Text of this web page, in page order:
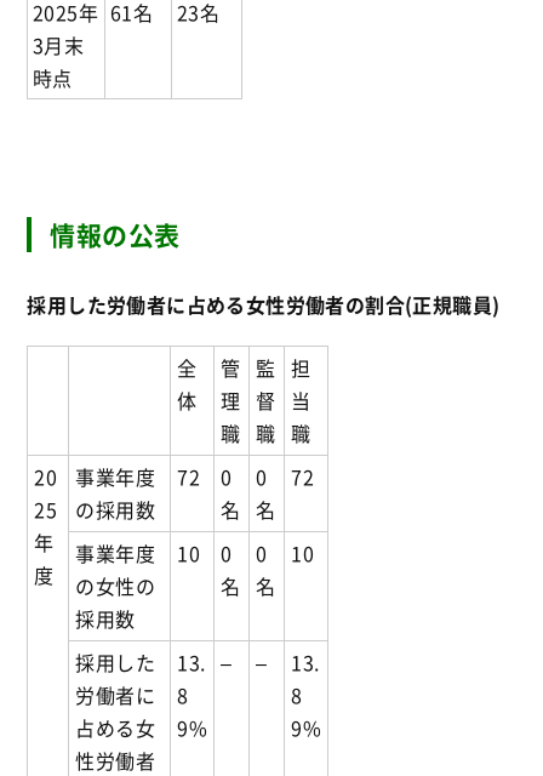
2025年
3月末
時点
61名 23名
情報の公表
採用した労働者に占める女性労働者の割合(正規職員)
全
体
管
理
職
監
督
職
担
当
職
20
25
年
度
事業年度
の採用数
72
0
名
0
名
72
事業年度
の女性の
採用数
10
0
名
0
名
10
採用した
労働者に
占める女
性労働者
13.
8
9%
– –
13.
8
9%